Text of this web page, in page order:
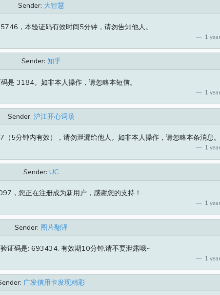
Sender: 大智慧
，本验证码有效时间5分钟，请勿告知他人。
1
Sender: 知乎
码是 3184。如非本人操作，请忽略本短信。
1
Sender: 沪江开心词场
（5分钟内有效），请勿泄漏给他人。如非本人操作，请忽略本条消息。
1
Sender: UC
，您正在注册成为新用户，感谢您的支持！
1
Sender: 图片翻译
验证码是: 693434. 有效期10分钟,请不要泄露哦~
1
广发信用卡发现精彩